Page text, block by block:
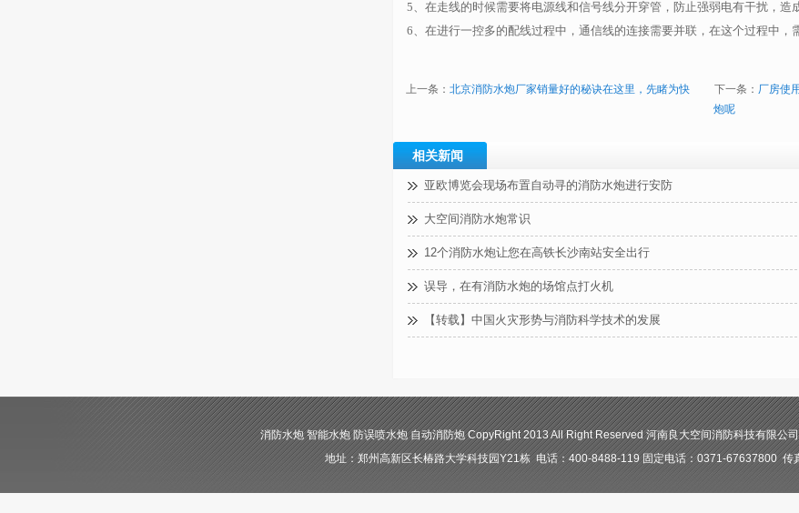
5、 在走线的时候需要将电源线和信号线分开穿管，防止强弱电有干扰，造
6、 在进行一控多的配线过程中，通信线的连接需要并联，在这个过程中，
上一条： 北京消防水炮厂家销量好的秘诀在这里，先睹为快 下一条： 厂房使
炮呢
相关新闻
亚欧博览会现场布置自动寻的消防水炮进行安防
大空间消防水炮常识
12个消防水炮让您在高铁长沙南站安全出行
误导，在有消防水炮的场馆点打火机
【转载】中国火灾形势与消防科学技术的发展
消防水炮 智能水炮 防误喷水炮 自动消防炮 CopyRight 2013 All Right Reserved 河南良大空间消防科技有限公
地址：郑州高新区长椿路大学科技园Y21栋 电话：400-8488-119 固定电话：0371-67637800